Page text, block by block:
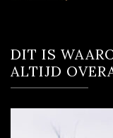
DIT IS
ALTIJD